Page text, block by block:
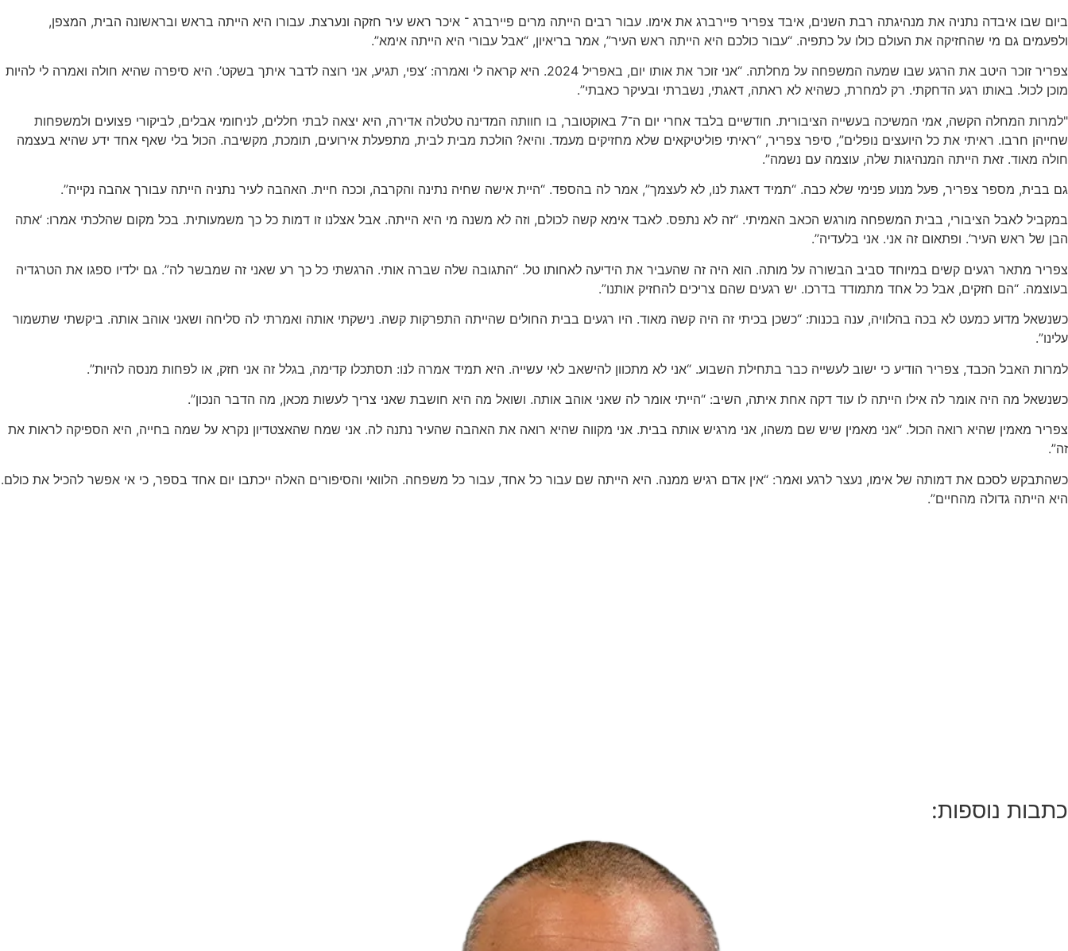
ביום שבו איבדה נתניה את מנהיגתה רבת השנים, איבד צפריר פיירברג את אימו. עבור רבים הייתה מרים פיירברג ־ איכר ראש עיר חזקה ונערצת. עבורו היא הייתה בראש ובראשונה הבית, המצפן,
ולפעמים גם מי שהחזיקה את העולם כולו על כתפיה. “עבור כולכם היא הייתה ראש העיר”, אמר בריאיון, “אבל עבורי היא הייתה אימא”.
צפריר זוכר היטב את הרגע שבו שמעה המשפחה על מחלתה. “אני זוכר את אותו יום, באפריל 2024. היא קראה לי ואמרה: ‘צפי, תגיע, אני רוצה לדבר איתך בשקט’. היא סיפרה שהיא חולה ואמרה לי להיות
מוכן לכול. באותו רגע הדחקתי. רק למחרת, כשהיא לא ראתה, דאגתי, נשברתי ובעיקר כאבתי”.
"למרות המחלה הקשה, אמי המשיכה בעשייה הציבורית. חודשיים בלבד אחרי יום ה־7 באוקטובר, בו חוותה המדינה טלטלה אדירה, היא יצאה לבתי חללים, לניחומי אבלים, לביקורי פצועים ולמשפחות
שחייהן חרבו. ראיתי את כל היועצים נופלים”, סיפר צפריר, “ראיתי פוליטיקאים שלא מחזיקים מעמד. והיא? הולכת מבית לבית, מתפעלת אירועים, תומכת, מקשיבה. הכול בלי שאף אחד ידע שהיא בעצמה
חולה מאוד. זאת הייתה המנהיגות שלה, עוצמה עם נשמה”.
גם בבית, מספר צפריר, פעל מנוע פנימי שלא כבה. “תמיד דאגת לנו, לא לעצמך”, אמר לה בהספד. “היית אישה שחיה נתינה והקרבה, וככה חיית. האהבה לעיר נתניה הייתה עבורך אהבה נקייה”.
במקביל לאבל הציבורי, בבית המשפחה מורגש הכאב האמיתי. “זה לא נתפס. לאבד אימא קשה לכולם, וזה לא משנה מי היא הייתה. אבל אצלנו זו דמות כל כך משמעותית. בכל מקום שהלכתי אמרו: ‘אתה
הבן של ראש העיר’. ופתאום זה אני. אני בלעדיה”.
צפריר מתאר רגעים קשים במיוחד סביב הבשורה על מותה. הוא היה זה שהעביר את הידיעה לאחותו טל. “התגובה שלה שברה אותי. הרגשתי כל כך רע שאני זה שמבשר לה”. גם ילדיו ספגו את הטרגדיה
בעוצמה. “הם חזקים, אבל כל אחד מתמודד בדרכו. יש רגעים שהם צריכים להחזיק אותנו”.
כשנשאל מדוע כמעט לא בכה בהלוויה, ענה בכנות: “כשכן בכיתי זה היה קשה מאוד. היו רגעים בבית החולים שהייתה התפרקות קשה. נישקתי אותה ואמרתי לה סליחה ושאני אוהב אותה. ביקשתי שתשמור
עלינו”.
למרות האבל הכבד, צפריר הודיע כי ישוב לעשייה כבר בתחילת השבוע. “אני לא מתכוון להישאב לאי עשייה. היא תמיד אמרה לנו: תסתכלו קדימה, בגלל זה אני חזק, או לפחות מנסה להיות”.
כשנשאל מה היה אומר לה אילו הייתה לו עוד דקה אחת איתה, השיב: “הייתי אומר לה שאני אוהב אותה. ושואל מה היא חושבת שאני צריך לעשות מכאן, מה הדבר הנכון”.
צפריר מאמין שהיא רואה הכול. “אני מאמין שיש שם משהו, אני מרגיש אותה בבית. אני מקווה שהיא רואה את האהבה שהעיר נתנה לה. אני שמח שהאצטדיון נקרא על שמה בחייה, היא הספיקה לראות את
זה”.
כשהתבקש לסכם את דמותה של אימו, נעצר לרגע ואמר: “אין אדם רגיש ממנה. היא הייתה שם עבור כל אחד, עבור כל משפחה. הלוואי והסיפורים האלה ייכתבו יום אחד בספר, כי אי אפשר להכיל את כולם.
היא הייתה גדולה מהחיים”.
כתבות נוספות: